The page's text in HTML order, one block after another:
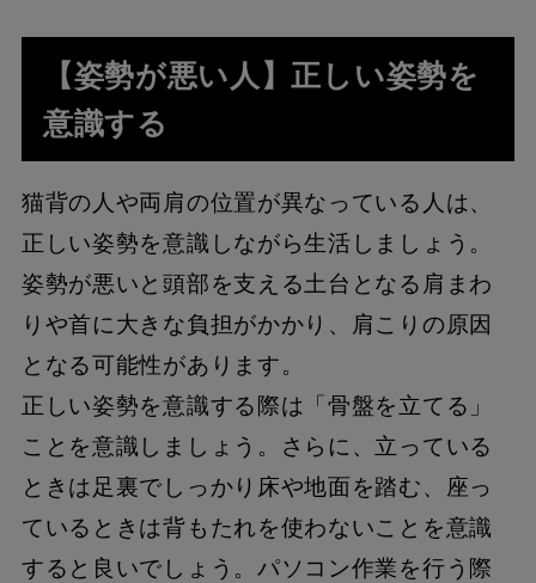
【姿勢が悪い人】正しい姿勢を
意識する
猫背の人や両肩の位置が異なっている人は、
正しい姿勢を意識しながら生活しましょう。
姿勢が悪いと頭部を支える土台となる肩まわ
りや首に大きな負担がかかり、肩こりの原因
となる可能性があります。
正しい姿勢を意識する際は「骨盤を立てる」
ことを意識しましょう。さらに、立っている
ときは足裏でしっかり床や地面を踏む、座っ
ているときは背もたれを使わないことを意識
すると良いでしょう。パソコン作業を行う際